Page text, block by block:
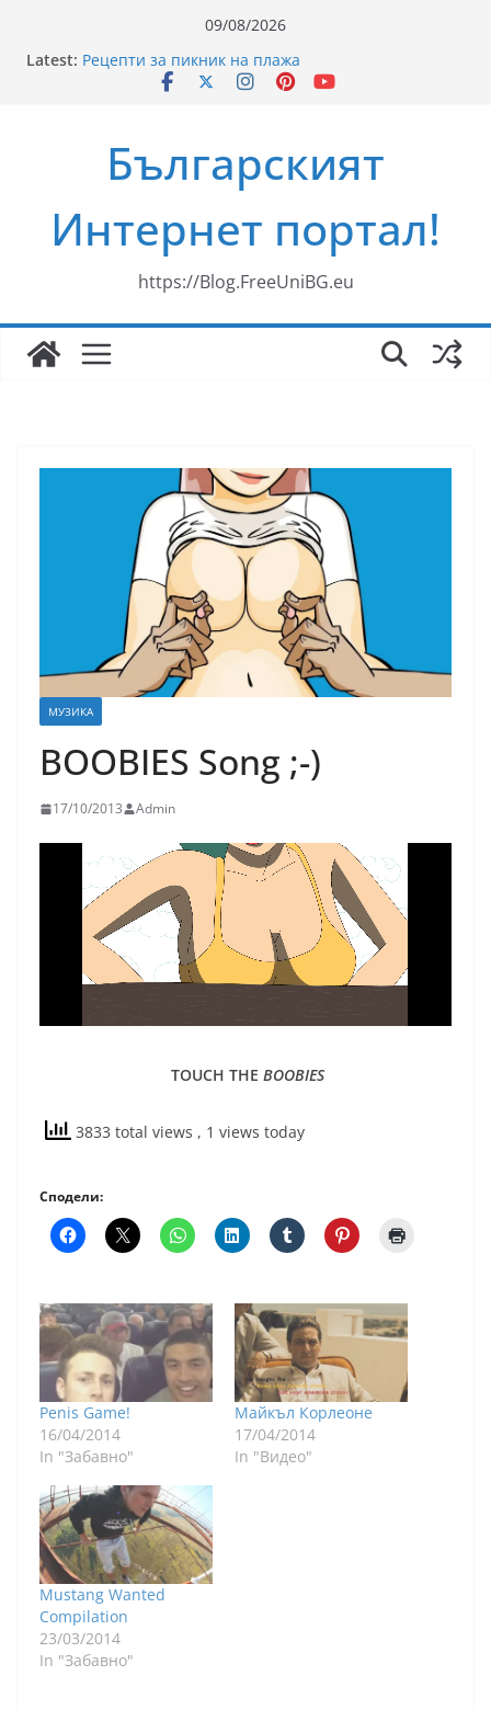
09/08/2026
Latest: Рецепти за пикник на плажа
Ново риалити превзема българския ефир
35 години ЗОРА
Mag2 Magnesium Pidolate – орален магнезий за
здравето на мускулите, сърцето и нервната
Българският
Интернет портал!
https://Blog.FreeUniBG.eu
МУЗИКА
BOOBIES Song ;-)
17/10/2013 Admin
TOUCH THE BOOBIES
3833 total views , 1 views today
Сподели:
Penis Game!
16/04/2014
In "Забавно"
Майкъл Корлеоне
17/04/2014
In "Видео"
Mustang Wanted
Compilation
23/03/2014
In "Забавно"